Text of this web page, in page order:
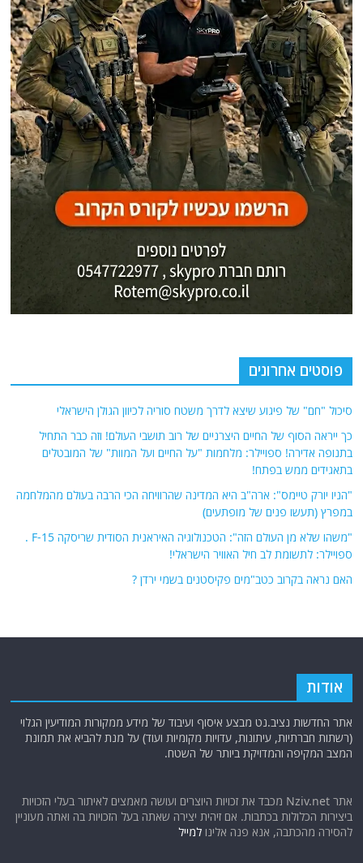
פוסטים אחרונים
סיכול "חם" של פיגוע שיצא לדרך משטח סוריה לכיוון הגולן הישראלי
כך ייראה הסוף של החיים היצרניים של רוב תושבי העולם! וזה כבר התחיל
בתנופה אדירה! ספויילר: מלחמות "על החיים ועל המוות" של המובטלים
בתאגידים ממש בפתח!
"הניו יורק טיימס": ארה"ב היא המדינה שהרוויחה הכי הרבה בעולם מהמלחמה
במפרץ (תעשו פנים של מופתעים)
"משהו שלא מן העולם הזה": הטכנולוגיה האיראנית הסודית שריסקה F-15 .
ספויילר: לתשומת לב חיל האוויר הישראלי!
האם נראה בקרוב כטב"מים פקיסטנים בשמי ירדן ?
אודות
אתר החדשות נציב.נט מבצע איסוף ועיבוד של מידע ממקורות המודיעין הגלוי
(רשתות חברתיות, עיתונות, עדויות מקומיות ועוד) על מנת להביא את תמונת
המצב המקיפה והמדויקת ביותר של השטח.
אתר Nziv.net מכבד את זכויות היוצרים ועושה מאמצים לאיתור בעלי הזכויות
ביצירות הכלולות בכתבות. אם זיהית יצירה שאתה בעל הזכויות בה ואתה מעוניין
להסירה מהכתבה, אנא פנה אלינולמייל